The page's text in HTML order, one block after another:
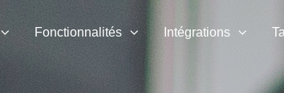
Fonctionnalités Intégrations